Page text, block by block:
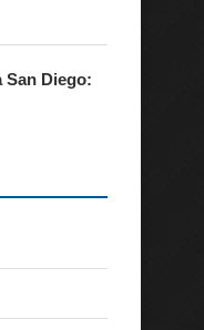
San Diego: